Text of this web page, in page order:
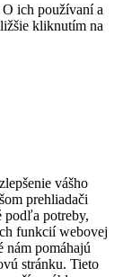
ich používaní a
kliknutím na
vášho
prehliadači
podľa potreby,
funkcií webovej
nám pomáhajú
stránku. Tieto